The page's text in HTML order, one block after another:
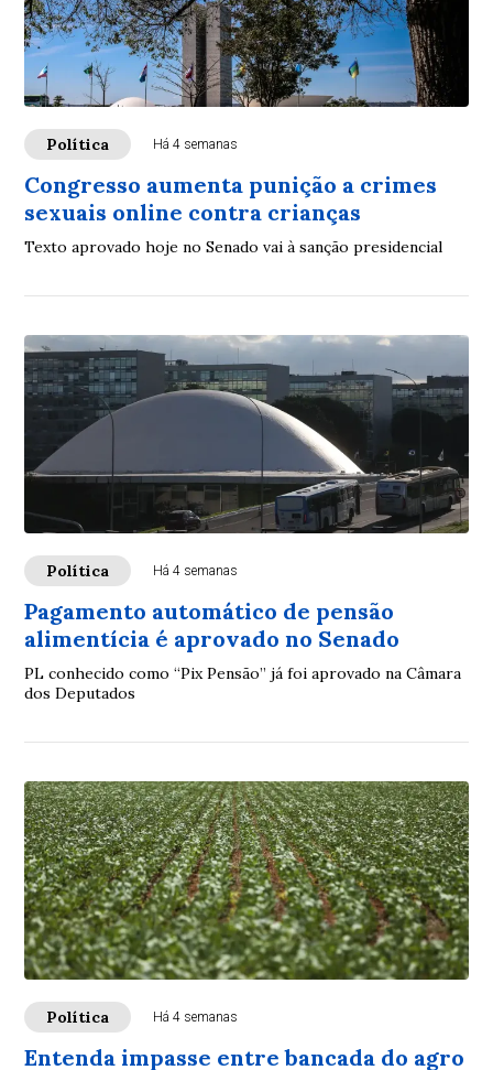
Política Há 4 semanas
Congresso aumenta punição a crimes
sexuais online contra crianças
Texto aprovado hoje no Senado vai à sanção presidencial
Política Há 4 semanas
Pagamento automático de pensão
alimentícia é aprovado no Senado
PL conhecido como “Pix Pensão” já foi aprovado na Câmara
dos Deputados
Política Há 4 semanas
Entenda impasse entre bancada do agro